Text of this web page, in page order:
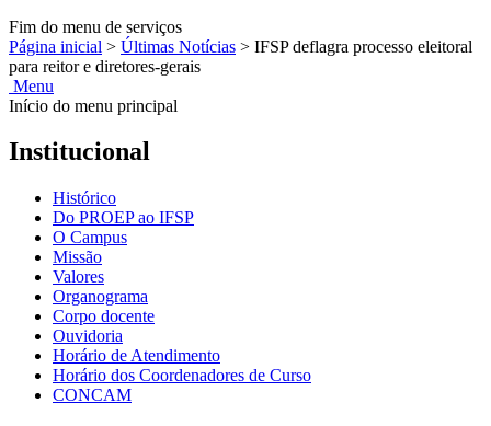
Fim do menu de serviços
Página inicial > Últimas Notícias > IFSP deflagra processo eleitoral
para reitor e diretores-gerais
Menu
Início do menu principal
Institucional
Histórico
Do PROEP ao IFSP
O Campus
Missão
Valores
Organograma
Corpo docente
Ouvidoria
Horário de Atendimento
Horário dos Coordenadores de Curso
CONCAM